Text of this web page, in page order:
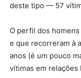
deste tipo — 57
O perfil dos
e que recorreram à
anos (é um pouco
vítimas em relações